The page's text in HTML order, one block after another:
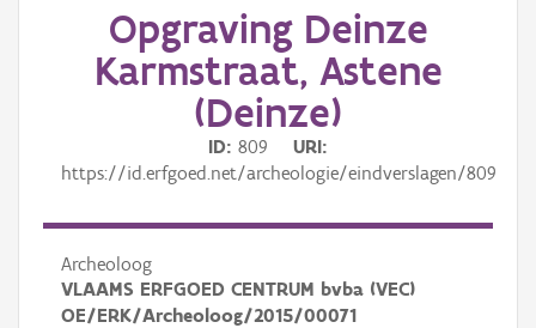
Opgraving Deinze
Karmstraat, Astene
(Deinze)
ID 809
URI
https://id.erfgoed.net/archeologie/eindverslagen/809
Archeoloog
VLAAMS ERFGOED CENTRUM bvba (VEC)
OE/ERK/Archeoloog/2015/00071